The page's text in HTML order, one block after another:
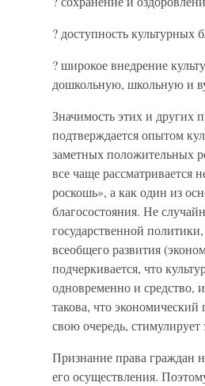
? доступность культурных
? широкое внедрение
дошкольную, школьную и
Значимость этих и других
подтверждается опытом
заметных положительных
все чаще рассматривается
роскошь», а как один из
благосостояния. Не
государственной
всеобщего развития
подчеркивается, что
одновременно и средство,
такова, что экономический
свою очередь,
Признание права граждан
его осуществления.